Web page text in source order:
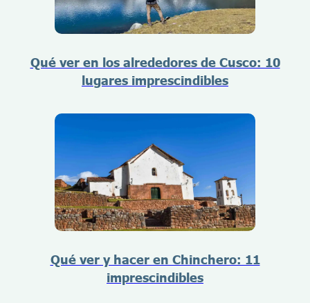
Qué ver en los alrededores de Cusco: 10
lugares imprescindibles
Qué ver y hacer en Chinchero: 11
imprescindibles